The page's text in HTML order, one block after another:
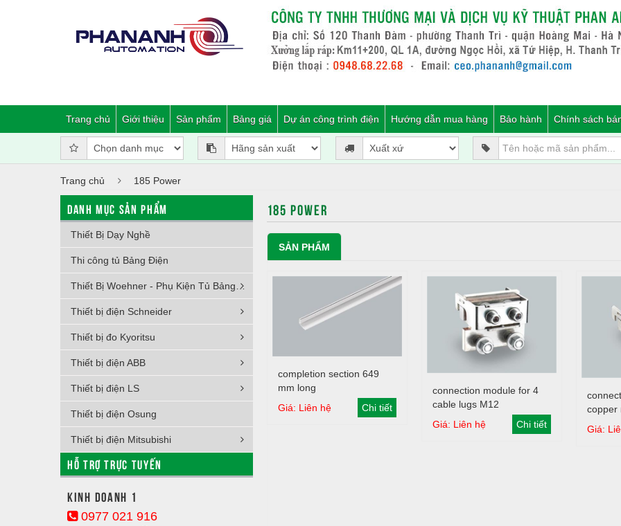
Trang chủ Giới thiệu Sản phẩm Bảng giá Dự án công trình điện Hướng dẫn mua hàng Bảo hành Chính sách
Trang chủ 185 Power
185 POWER
SẢN PHẨM
Giỏ hàng
completion section 649
mm long
Giá: Liên hệ
Chi tiết
Giỏ hàng
connection module for 4
cable lugs M12
Giá: Liên hệ
Chi tiết
copper
mm/
Giá:
DANH MỤC SẢN PHẨM
Thiết Bị Dạy Nghề
Thi công tủ Bảng Điện
Thiết Bị Woehner - Phụ Kiện Tủ Bảng Điện
Thiết bị điện Schneider
Thiết bị đo Kyoritsu
Thiết bị điện ABB
Thiết bị điện LS
Thiết bị điện Osung
Thiết bị điện Mitsubishi
HỖ TRỢ TRỰC TUYẾN
Kinh doanh 1
0977 021 916